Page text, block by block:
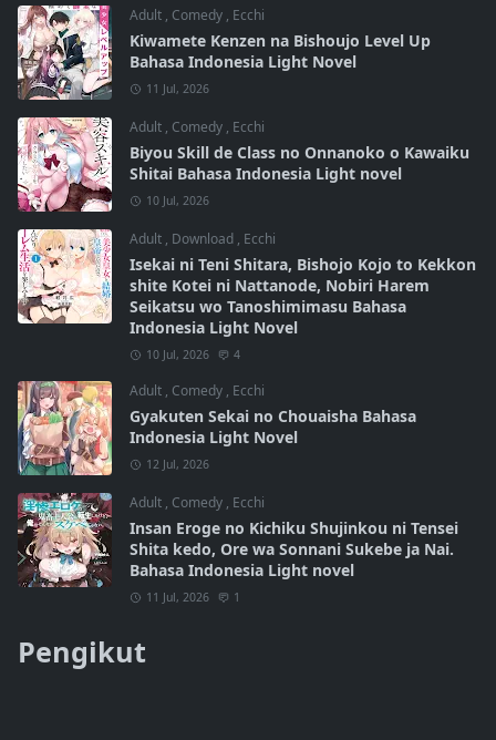
Adult , Comedy , Ecchi
Kiwamete Kenzen na Bishoujo Level Up
Bahasa Indonesia Light Novel
11 Jul, 2026
Adult , Comedy , Ecchi
Biyou Skill de Class no Onnanoko o Kawaiku
Shitai Bahasa Indonesia Light novel
10 Jul, 2026
Adult , Download , Ecchi
Isekai ni Teni Shitara, Bishojo Kojo to Kekkon
shite Kotei ni Nattanode, Nobiri Harem
Seikatsu wo Tanoshimimasu Bahasa
Indonesia Light Novel
10 Jul, 2026 4
Adult , Comedy , Ecchi
Gyakuten Sekai no Chouaisha Bahasa
Indonesia Light Novel
12 Jul, 2026
Adult , Comedy , Ecchi
Insan Eroge no Kichiku Shujinkou ni Tensei
Shita kedo, Ore wa Sonnani Sukebe ja Nai.
Bahasa Indonesia Light novel
11 Jul, 2026 1
Pengikut